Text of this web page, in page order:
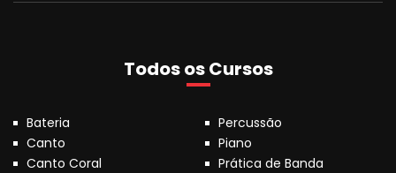
Todos os Cursos
Bateria
Canto
Canto Coral
Percussão
Piano
Prática de Banda